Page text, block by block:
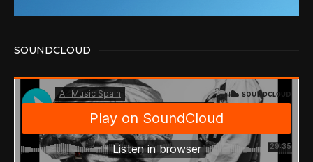
SOUNDCLOUD